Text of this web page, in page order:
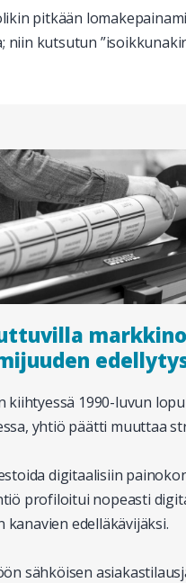
pitkään
; niin kutsutun
kiihtyessä 1990-luvun
yhtiö päätti muuttaa
digitaalisiin
profiloitui nopeasti
edelläkävijäksi.
sähköisen